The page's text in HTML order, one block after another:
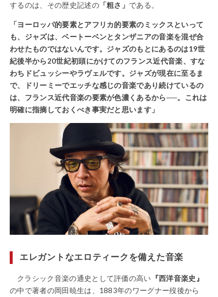
するのは、その歴史記述の「粗さ」 である。
「ヨーロッパ的要素とアフリカ的要素のミックスといって
も、ジャズは、ベートーベンとタンザニアの音楽を混ぜ合
わせたものではないんです。ジャズのもとにあるのは19世
紀後半から20世紀初頭にかけてのフランス近代音楽、すな
わちドビュッシーやラヴェルです。ジャズが現在に至るま
で、ドリーミーでエッチな感じの音楽であり続けているの
は、フランス近代音楽の要素が色濃くあるから──。これは
明確に指摘しておくべき事実だと思います」
エレガントなエロティークを備えた音楽
クラシック音楽の通史として評価の高い 『西洋音楽史』
の中で著者の岡田暁生は、1883年のワーグナー歿後から